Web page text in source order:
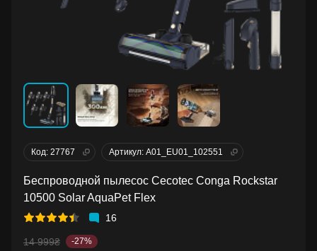
Код: 27767 Артикул: A01_EU01_102551
Беспроводной пылесос Cecotec Conga Rockstar
10500 Solar AquaPet Flex
16
14 999₴ -27%